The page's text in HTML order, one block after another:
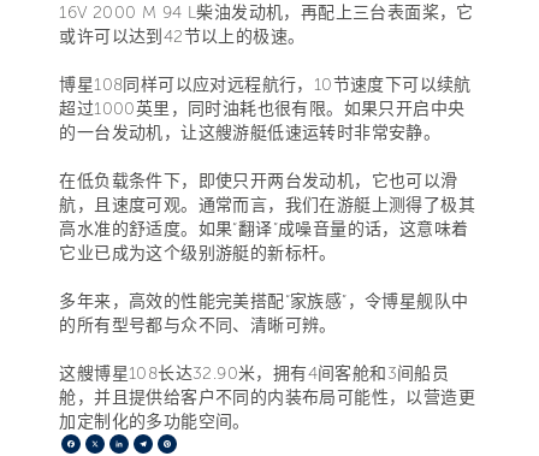
16V 2000 M 94 L柴油发动机，再配上三台表面桨，它
或许可以达到42节以上的极速。
博星108同样可以应对远程航行，10节速度下可以续航
超过1000英里，同时油耗也很有限。如果只开启中央
的一台发动机，让这艘游艇低速运转时非常安静。
在低负载条件下，即使只开两台发动机，它也可以滑
航，且速度可观。通常而言，我们在游艇上测得了极其
高水准的舒适度。如果“翻译”成噪音量的话，这意味着
它业已成为这个级别游艇的新标杆。
多年来，高效的性能完美搭配“家族感”，令博星舰队中
的所有型号都与众不同、清晰可辨。
这艘博星108长达32.90米，拥有4间客舱和3间船员
舱，并且提供给客户不同的内装布局可能性，以营造更
加定制化的多功能空间。
Facebook
X LinkedIn
Telegram